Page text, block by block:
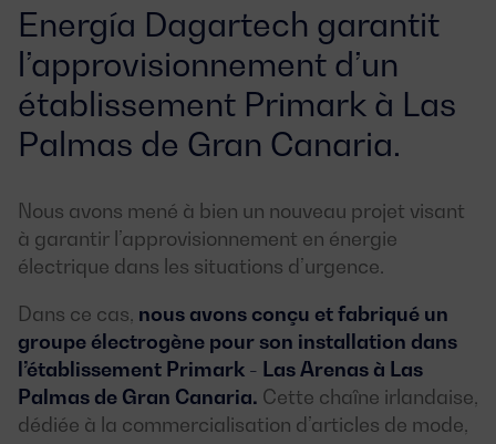
Energía Dagartech garantit
l’approvisionnement d’un
établissement Primark à Las
Palmas de Gran Canaria.
Nous avons mené à bien un nouveau projet visant
à garantir l’approvisionnement en énergie
électrique dans les situations d’urgence.
Dans ce cas, nous avons conçu et fabriqué un
groupe électrogène pour son installation dans
l’établissement Primark - Las Arenas à Las
Palmas de Gran Canaria. Cette chaîne irlandaise,
dédiée à la commercialisation d’articles de mode,